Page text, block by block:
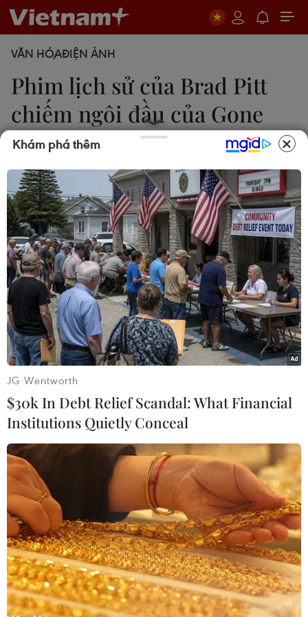
VĂN HÓAĐIỆN ẢNH
Phim lịch sử của Brad Pitt
chiếm ngôi đầu của Gone
Girl
Quốc Thịnh
20/10/2014 02:52
Sau hai tuần ở yên trên ngôi đầu bảng xếp hạng
doanh thu phòng vé Bắc Mỹ, "Gone Girl" đã bị cỗ
xe tăng "Fury" với sự tham gia của tài tử Brad Pitt
đẩy xuống vị trí thứ hai.
Phim Fury với sự diễn xuất của tài tử Brad Pitt. (Ảnh:
theguardian.com)
Sau hai tuần ở yên trên ngôi đầu bảng xếp hạng
doanh thu phòng vé Bắc Mỹ,"Gone Girl"đã bị cỗ
xe tăng"Fury"đẩy xuống vị trí thứ hai.
Khám phá thêm
JG Wentworth
$30k In Debt Relief Scandal: What Financial
Institutions Quietly Conceal